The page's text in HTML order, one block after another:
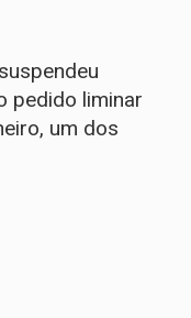
pedido liminar
um dos